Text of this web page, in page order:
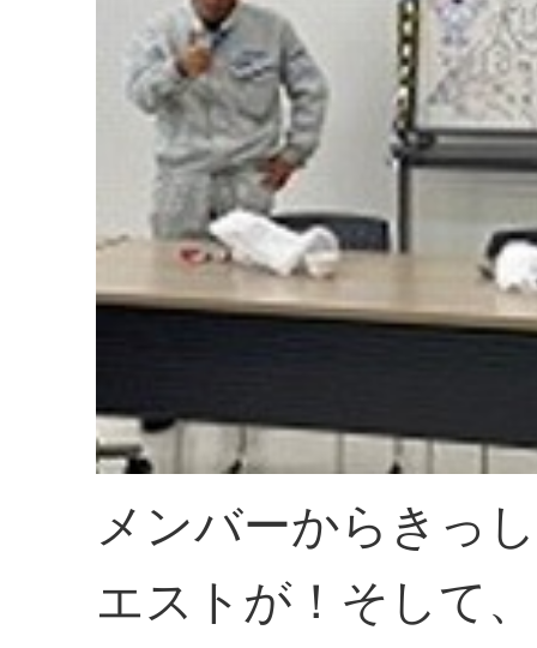
メンバーからきっ
エストが！そして